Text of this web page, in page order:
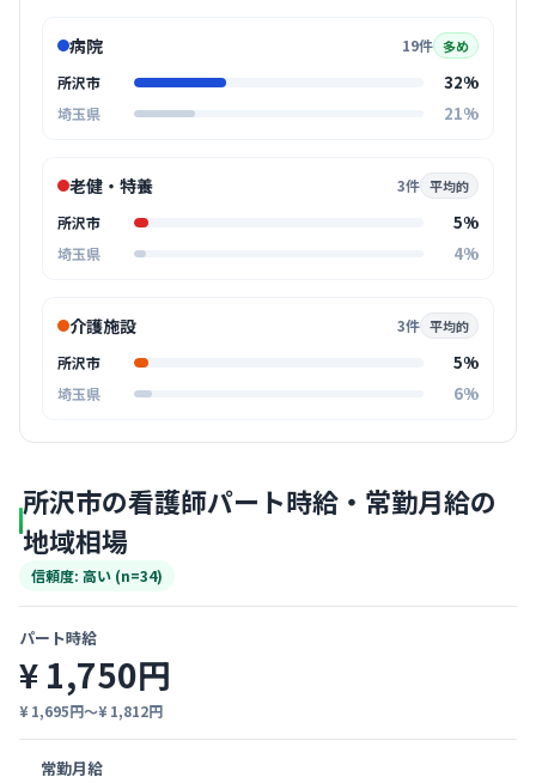
病院 19件 多め
所沢市 32%
埼玉県 21%
老健・特養 3件 平均的
所沢市 5%
埼玉県 4%
介護施設 3件 平均的
所沢市 5%
埼玉県 6%
所沢市の看護師パート時給・常勤月給の
地域相場
信頼度: 高い (n=34)
パート時給
¥ 1,750円
¥ 1,695円〜¥ 1,812円
常勤月給